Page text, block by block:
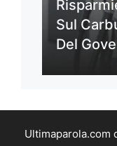
Sul
Del
Ultimaparola.com